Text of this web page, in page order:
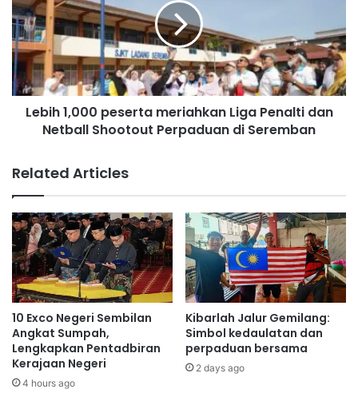
a
n
d
i
P
u
a
n
a
r
S
e
r
m
b
a
n
i
h
1
,
0
0
e
r
t
a
m
e
r
i
a
h
k
a
n
Lebih 1,000 peserta meriahkan Liga Penalti dan
Netball Shootout Perpaduan di Seremban
Related Articles
10 Exco Negeri Sembilan
Angkat Sumpah,
Lengkapkan Pentadbiran
Kerajaan Negeri
4 hours ago
Kibarlah Jalur Gemilang:
Simbol kedaulatan dan
perpaduan bersama
2 days ago